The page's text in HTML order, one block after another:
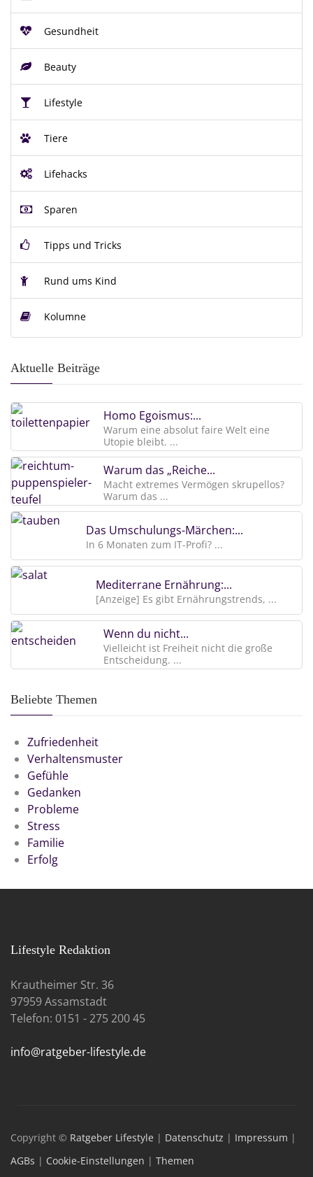
Gesundheit
Beauty
Lifestyle
Tiere
Lifehacks
Sparen
Tipps und Tricks
Rund ums Kind
Kolumne
Aktuelle Beiträge
Homo Egoismus:...
Warum eine absolut faire Welt eine
Utopie bleibt. ...
Warum das „Reiche...
Macht extremes Vermögen skrupellos?
Warum das ...
Das Umschulungs-Märchen:...
In 6 Monaten zum IT-Profi? ...
Mediterrane Ernährung:...
[Anzeige] Es gibt Ernährungstrends, ...
Wenn du nicht...
Vielleicht ist Freiheit nicht die große
Entscheidung. ...
Beliebte Themen
Zufriedenheit
Verhaltensmuster
Gefühle
Gedanken
Probleme
Stress
Familie
Erfolg
Lifestyle Redaktion
Krautheimer Str. 36
97959 Assamstadt
Telefon: 0151 - 275 200 45
info@ratgeber-lifestyle.de
Copyright © Ratgeber Lifestyle | Datenschutz | Impressum |
AGBs | Cookie-Einstellungen | Themen